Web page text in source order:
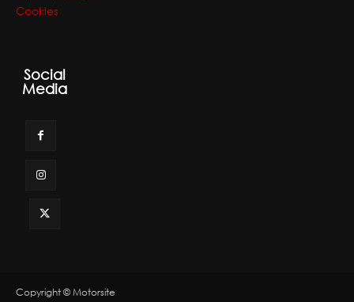
Cookies
Social
Media
Copyright © Motorsite